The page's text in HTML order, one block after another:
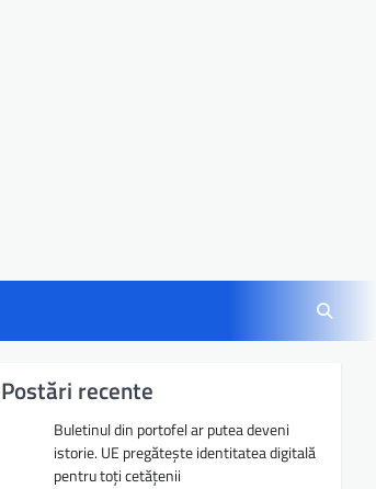
Postări recente
Buletinul din portofel ar putea deveni
istorie. UE pregătește identitatea digitală
pentru toți cetățenii